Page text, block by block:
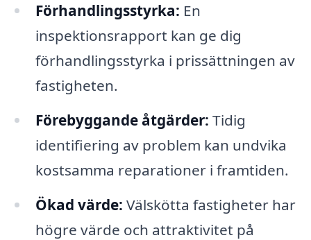
Förhandlingsstyrka: En
inspektionsrapport kan ge dig
förhandlingsstyrka i prissättningen av
fastigheten.
Förebyggande åtgärder: Tidig
identifiering av problem kan undvika
kostsamma reparationer i framtiden.
Ökad värde: Välskötta fastigheter har
högre värde och attraktivitet på